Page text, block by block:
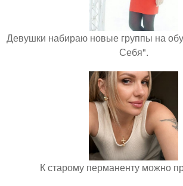
Девушки набираю новые группы на
Себя".
К старому перманенту можно